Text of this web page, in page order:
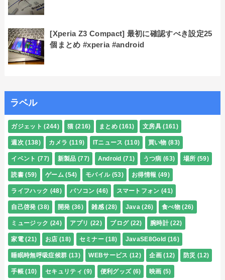
[Xperia Z3 Compact] 最初に確認すべき設定25
個まとめ #xperia #android
ラベル
ガジェット (244) 猫 (216) まとめ (161) 文房具 (161)
週次 (138) カメラ (119) ITニュース (110) 買い物 (83)
イベント (77) 新製品 (77) Android (71) うつ病 (63) 場所 (59)
読書 (59) ゲーム (54) モバイル (53) お得情報 (49)
ライフハック (48) パソコン (46) スマートフォン (41)
自己啓発 (38) 開発 (36) 雑感 (28) Java (26) 食べ物 (26)
ミュージック (24) アプリ (22) ブログ (22) 腕時計 (22)
家電 (21) お店 (18) セミナー (18) JavaSE8Gold (16)
睡眠時無呼吸症候群 (13) WEBサービス (12) 企画 (12) 防災 (12)
手帳 (10) セキュリティ (9) 便利グッズ (6) 映画 (5)